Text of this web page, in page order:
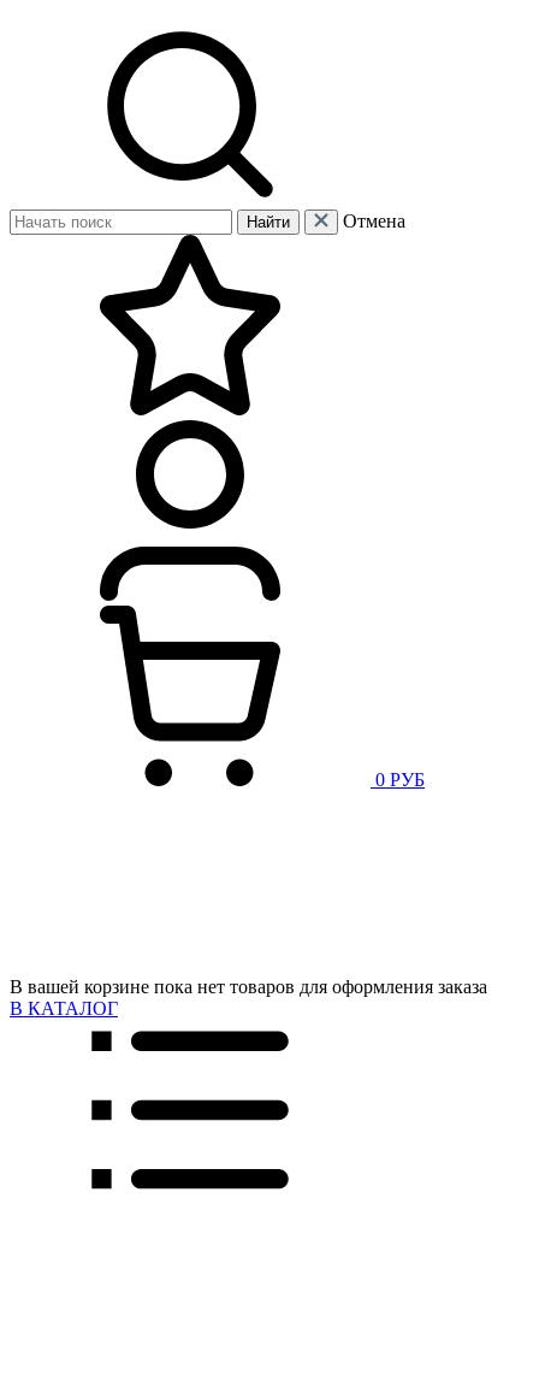
Найти Отмена
0 РУБ
В вашей корзине пока нет товаров для оформления заказа
В КАТАЛОГ